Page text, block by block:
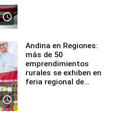
access_time
access_time
Andina en Regiones:
más de 50
emprendimientos
rurales se exhiben en
feria regional de